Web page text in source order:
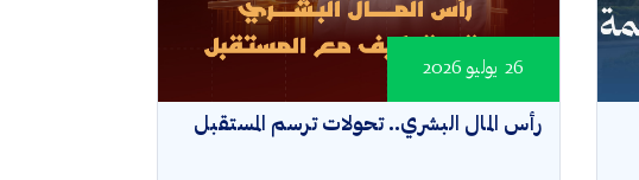
رأس المال البشري.. تحولات ترسم المستقبل
26 يوليو 2026